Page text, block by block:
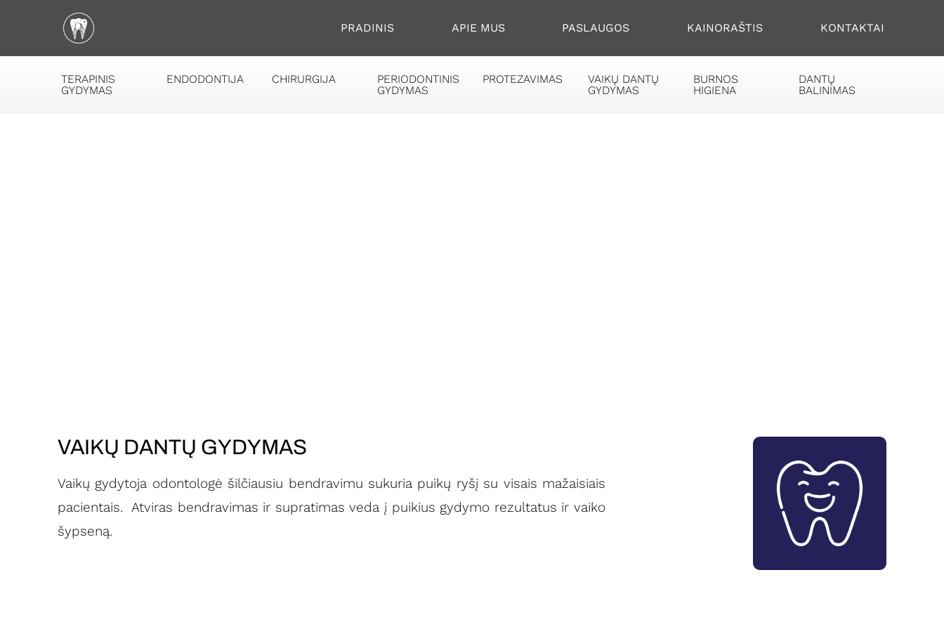
PRADINIS APIE MUS PASLAUGOS KAINORAŠTIS KONTAKTAI
TERAPINIS
GYDYMAS
ENDODONTIJA CHIRURGIJA
PERIODONTINIS
GYDYMAS
PROTEZAVIMAS
VAIKŲ DANTŲ
GYDYMAS
BURNOS
HIGIENA
DANTŲ
BALINIMAS
VAIKŲ DANTŲ GYDYMAS
Vaikų gydytoja odontologė šilčiausiu bendravimu sukuria puikų ryšį su visais mažaisiais
pacientais. Atviras bendravimas ir supratimas veda į puikius gydymo rezultatus ir vaiko
šypseną.